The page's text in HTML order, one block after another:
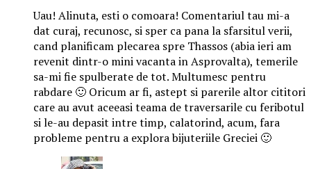
Uau! Alinuta, esti o comoara! Comentariul tau mi-a
dat curaj, recunosc, si sper ca pana la sfarsitul verii,
cand planificam plecarea spre Thassos (abia ieri am
revenit dintr-o mini vacanta in Asprovalta), temerile
sa-mi fie spulberate de tot. Multumesc pentru
rabdare 🙂 Oricum ar fi, astept si parerile altor cititori
care au avut aceeasi teama de traversarile cu feribotul
si le-au depasit intre timp, calatorind, acum, fara
probleme pentru a explora bijuteriile Greciei 🙂